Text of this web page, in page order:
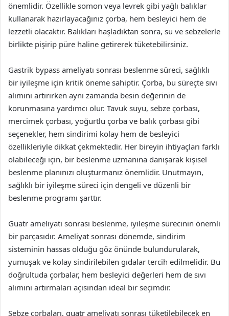
önemlidir. Özellikle somon veya levrek gibi yağlı balıklar
kullanarak hazırlayacağınız çorba, hem besleyici hem de
lezzetli olacaktır. Balıkları haşladıktan sonra, su ve sebzelerle
birlikte pişirip püre haline getirerek tüketebilirsiniz.
Gastrik bypass ameliyatı sonrası beslenme süreci, sağlıklı
bir iyileşme için kritik öneme sahiptir. Çorba, bu süreçte sıvı
alımını artırırken aynı zamanda besin değerinin de
korunmasına yardımcı olur. Tavuk suyu, sebze çorbası,
mercimek çorbası, yoğurtlu çorba ve balık çorbası gibi
seçenekler, hem sindirimi kolay hem de besleyici
özellikleriyle dikkat çekmektedir. Her bireyin ihtiyaçları farklı
olabileceği için, bir beslenme uzmanına danışarak kişisel
beslenme planınızı oluşturmanız önemlidir. Unutmayın,
sağlıklı bir iyileşme süreci için dengeli ve düzenli bir
beslenme programı şarttır.
Guatr ameliyatı sonrası beslenme, iyileşme sürecinin önemli
bir parçasıdır. Ameliyat sonrası dönemde, sindirim
sisteminin hassas olduğu göz önünde bulundurularak,
yumuşak ve kolay sindirilebilen gıdalar tercih edilmelidir. Bu
doğrultuda çorbalar, hem besleyici değerleri hem de sıvı
alımını artırmaları açısından ideal bir seçimdir.
Sebze çorbaları, guatr ameliyatı sonrası tüketilebilecek en